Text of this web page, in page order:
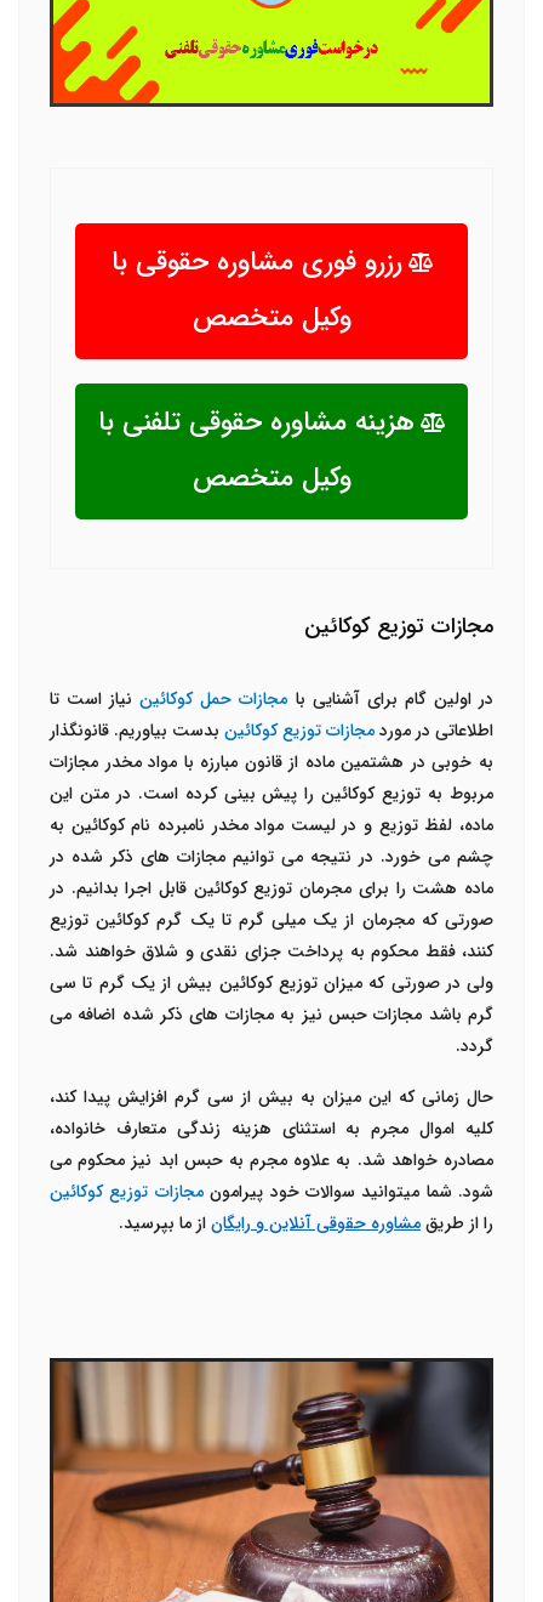
رزرو فوری مشاوره حقوقی با
وکیل متخصص
هزینه مشاوره حقوقی تلفنی با
وکیل متخصص
مجازات توزیع کوکائین
در اولین گام برای آشنایی با مجازات حمل کوکائیننیاز است تا
اطلاعاتی در موردمجازات توزیع کوکائین بدست بیاوریم. قانونگذار
به خوبی در هشتمین ماده از قانون مبارزه با مواد مخدر مجازات
مربوط به توزیع کوکائین را پیش بینی کرده است. در متن این
ماده، لفظ توزیع و در لیست مواد مخدر نامبرده نام کوکائین به
چشم می خورد. در نتیجه می توانیم مجازات های ذکر شده در
ماده هشت را برای مجرمان توزیع کوکائین قابل اجرا بدانیم. در
صورتی که مجرمان از یک میلی گرم تا یک گرم کوکائین توزیع
کنند، فقط محکوم به پرداخت جزای نقدی و شلاق خواهند شد.
ولی در صورتی که میزان توزیع کوکائین بیش از یک گرم تا سی
گرم باشد مجازات حبس نیز به مجازات های ذکر شده اضافه می
گردد.
حال زمانی که این میزان به بیش از سی گرم افزایش پیدا کند،
کلیه اموال مجرم به استثنای هزینه زندگی متعارف خانواده،
مصادره خواهد شد. به علاوه مجرم به حبس ابد نیز محکوم می
شود. شما میتوانید سوالات خود پیرامونمجازات توزیع کوکائین
را از طریقمشاوره حقوقی آنلاین و رایگاناز ما بپرسید.